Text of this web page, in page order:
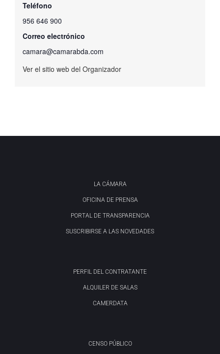
Teléfono
956 646 900
Correo electrónico
camara@camarabda.com
Ver el sitio web del Organizador
LA CÁMARA
OFICINA DE PRENSA
PORTAL DE TRANSPARENCIA
SUSCRIBIRSE A LAS NOVEDADES
PERFIL DEL CONTRATANTE
ALQUILER DE SALAS
CAMERDATA
CENSO PÚBLICO